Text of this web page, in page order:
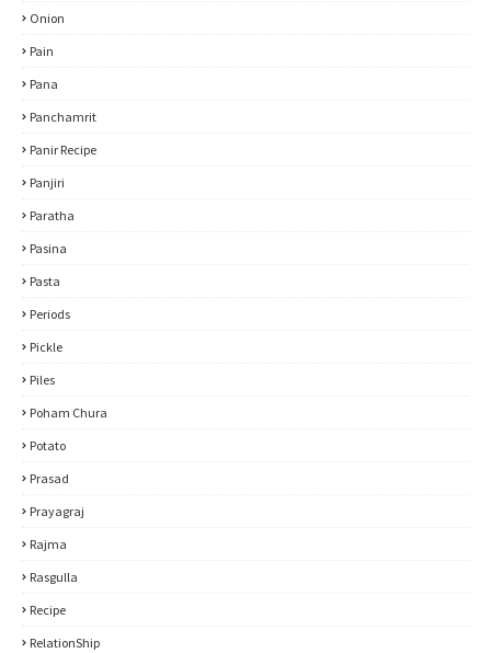
Onion
Pain
Pana
Panchamrit
Panir Recipe
Panjiri
Paratha
Pasina
Pasta
Periods
Pickle
Piles
Poham Chura
Potato
Prasad
Prayagraj
Rajma
Rasgulla
Recipe
RelationShip